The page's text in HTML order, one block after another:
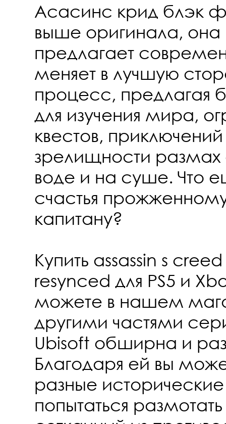
Асасинс крид блэк
выше оригинала, она
предлагает
меняет в лучшую
процесс, предлагая
для изучения мира,
квестов,
зрелищности
воде и на суше. Что
счастья
капитану?
Купить assassin s
resynced для PS5 и
можете в нашем
другими частями
Ubisoft обширна и
Благодаря ей вы
разные
попытаться